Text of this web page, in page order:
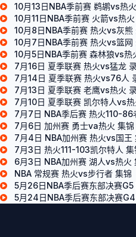
10月13日NBA季前赛 鹈鹕vs热
10月11日NBA季前赛 火箭vs热
10月8日NBA季前赛 热火vs灰熊
10月7日NBA季前赛 热火vs篮网
10月5日NBA季前赛 森林狼vs热
7月16日 夏季联赛 热火vs猛龙
7月14日 夏季联赛 热火vs76人
7月13日 夏季联赛 老鹰vs热火
7月10日 夏季联赛 凯尔特人vs
7月7日 NBA季后赛 热火110-86
7月6日 加州赛 勇士va热火 集锦
7月4日 NBA加州赛 热火vs国王
7月3日 热火111-103凯尔特人 集
6月3日 NBA加州赛 湖人vs热火
NBA 常规赛 热火vs步行者 集锦
5月26日NBA季后赛东部决赛
5月24日NBA季后赛东部决赛